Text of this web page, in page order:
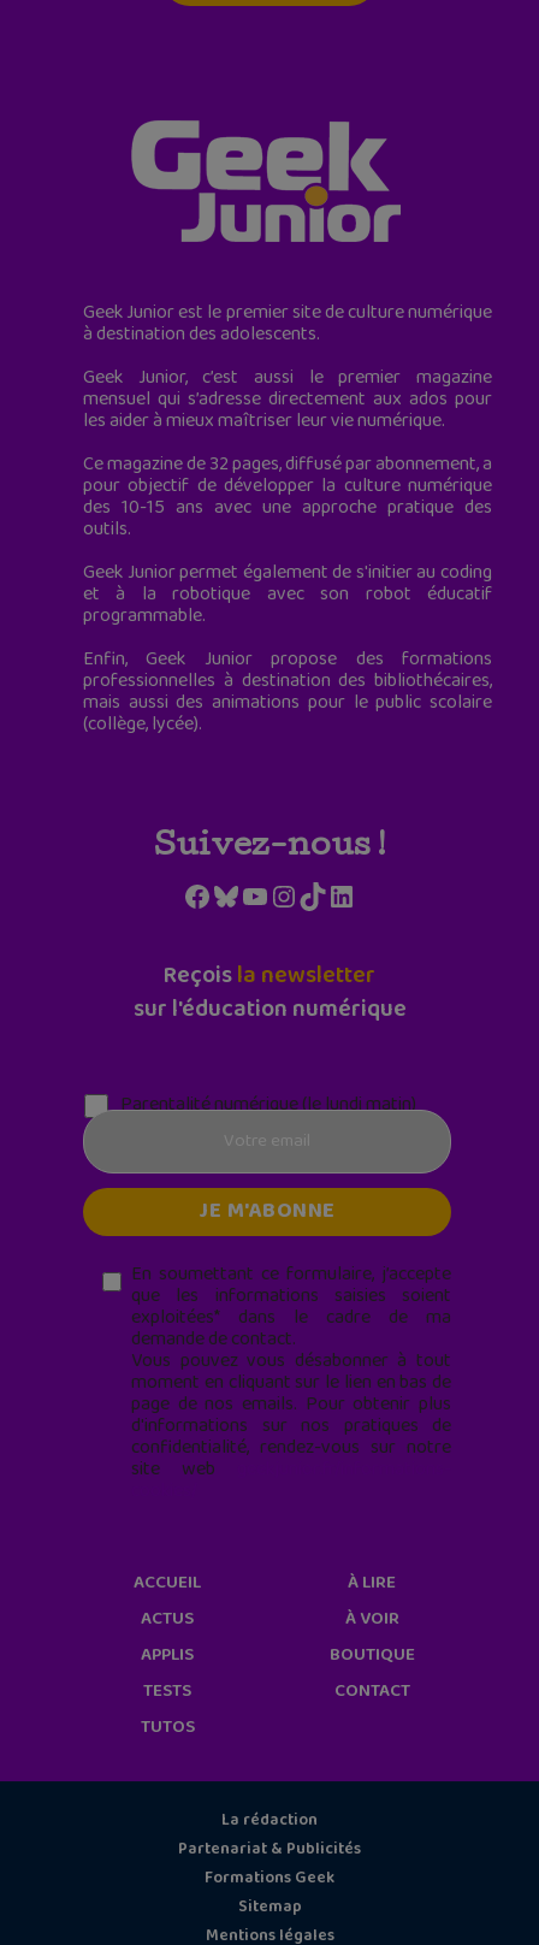
Geek Junior est le premier site de culture numérique
à destination des adolescents.
Geek Junior, c’est aussi le premier magazine
mensuel qui s’adresse directement aux ados pour
les aider à mieux maîtriser leur vie numérique.
Ce magazine de 32 pages, diffusé par abonnement, a
pour objectif de développer la culture numérique
des 10-15 ans avec une approche pratique des
outils.
Geek Junior permet également de s'initier au coding
et à la robotique avec son robot éducatif
programmable.
Enfin, Geek Junior propose des formations
professionnelles à destination des bibliothécaires,
mais aussi des animations pour le public scolaire
(collège, lycée).
Suivez-nous !
Facebook
Bluesky
YouTube
Instagram
TikTokLinkedIn
Reçoisla newsletter
sur l'éducation numérique
Parentalité numérique (le lundi matin)
En soumettant ce formulaire, j’accepte
que les informations saisies soient
exploitées* dans le cadre de ma
demande de contact.
Vous pouvez vous désabonner à tout
moment en cliquant sur le lien en bas de
page de nos emails. Pour obtenir plus
d'informations sur nos pratiques de
confidentialité, rendez-vous sur notre
site web
ACCUEIL
ACTUS
APPLIS
TESTS
TUTOS
À LIRE
À VOIR
BOUTIQUE
CONTACT
La rédaction
Partenariat & Publicités
Formations Geek
Sitemap
Mentions légales